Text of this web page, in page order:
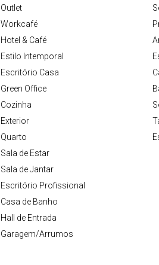
Outlet
Workcafé
Hotel & Café
Estilo Intemporal
Escritório Casa
Green Office
Cozinha
Exterior
Quarto
Sala de Estar
Sala de Jantar
Escritório Profissional
Casa de Banho
Hall de Entrada
Garagem/Arrumos